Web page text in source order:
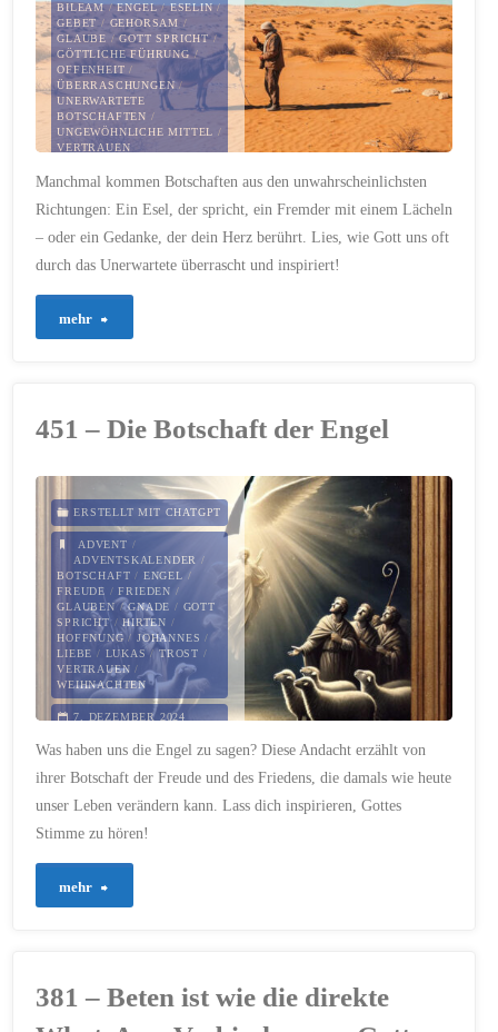
BILEAM/ENGEL/ESELIN/
GEBET/ GEHORSAM /
GLAUBE /GOTT SPRICHT/
GÖTTLICHE FÜHRUNG/
OFFENHEIT /
ÜBERRASCHUNGEN/
UNERWARTETE
BOTSCHAFTEN /
UNGEWÖHNLICHE MITTEL /
VERTRAUEN
24. JANUAR 2025
Manchmal kommen Botschaften aus den unwahrscheinlichsten
Richtungen: Ein Esel, der spricht, ein Fremder mit einem Lächeln
– oder ein Gedanke, der dein Herz berührt. Lies, wie Gott uns oft
durch das Unerwartete überrascht und inspiriert!
mehr
Esel
sprechen
ließ:
Unerwartete
Botschaften
aus
ungewöhnlichen
451 – Die Botschaft der Engel
ERSTELLT MIT CHATGPT
ADVENT /
ADVENTSKALENDER /
BOTSCHAFT / ENGEL /
FREUDE /FRIEDEN /
GLAUBEN/GNADE / GOTT
SPRICHT/HIRTEN /
HOFFNUNG / JOHANNES /
LIEBE / LUKAS/TROST /
VERTRAUEN /
WEIHNACHTEN
7. DEZEMBER 2024
Was haben uns die Engel zu sagen? Diese Andacht erzählt von
ihrer Botschaft der Freude und des Friedens, die damals wie heute
unser Leben verändern kann. Lass dich inspirieren, Gottes
Stimme zu hören!
mehr
381 – Beten ist wie die direkte